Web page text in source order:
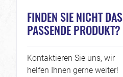
FINDEN SIE NICHT DAS
PASSENDE PRODUKT?
Kontaktieren Sie uns, wir
helfen Ihnen gerne weiter!